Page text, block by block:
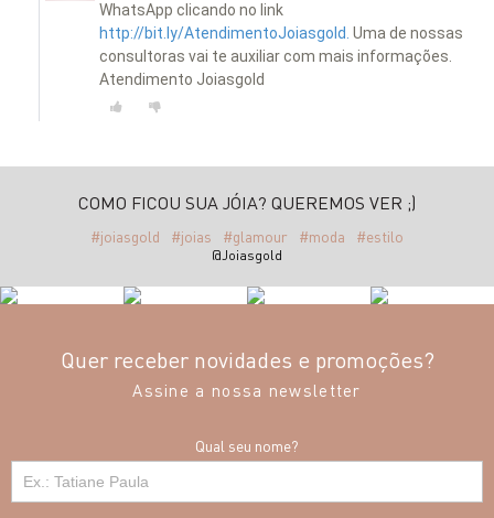
WhatsApp clicando no link
http://bit.ly/AtendimentoJoiasgold. Uma de nossas
consultoras vai te auxiliar com mais informações.
Atendimento Joiasgold
COMO FICOU SUA JÓIA? QUEREMOS VER ;)
#joiasgold #joias #glamour #moda #estilo
@Joiasgold
Quer receber novidades e promoções?
Assine a nossa newsletter
Qual seu nome?